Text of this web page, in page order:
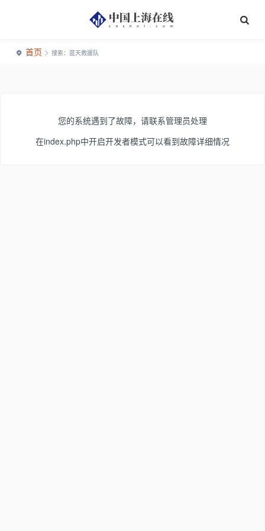
首页 > 搜索：蓝天救援队
您的系统遇到了故障，请联系管理员处理
在index.php中开启开发者模式可以看到故障详细情况